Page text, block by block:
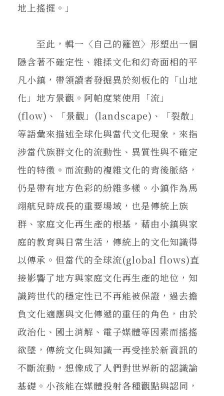
地上搖擺。」
至此，輯一〈自己的籬笆〉形塑出一個
隱含著不確定性、雜揉文化和幻奇面相的平
凡小鎮，帶領讀者發掘異於刻板化的「山地
化」地方景觀。阿帕度萊使用「流」
(flow)、「景觀」(landscape)、「裂散」
等語彙來描述全球化與當代文化現象，來指
涉當代族群文化的流動性、異質性與不確定
性的特徵。而流動的複雜文化的背後脈絡，
仍是帶有地方色彩的紛雜多樣。小鎮作為馬
翊航兒時成長的重要場域，也是傳統上族
群、家庭文化再生產的根基，藉由小鎮與家
庭的教育與日常生活，傳統上的文化知識得
以傳承。但當代的全球流(global flows)直
接影響了地方與家庭文化再生產的地位，知
識跨世代的穩定性已不再能被保證，過去擔
負文化適應與文化傳遞的重任的角色，由於
政治化、國土消解、電子媒體等因素而搖搖
欲墜，傳統文化與知識一再受挫於新資訊的
不斷流動，想像成了人們對世界新的認識論
基礎。小孩能在媒體投射各種觀點與認同，